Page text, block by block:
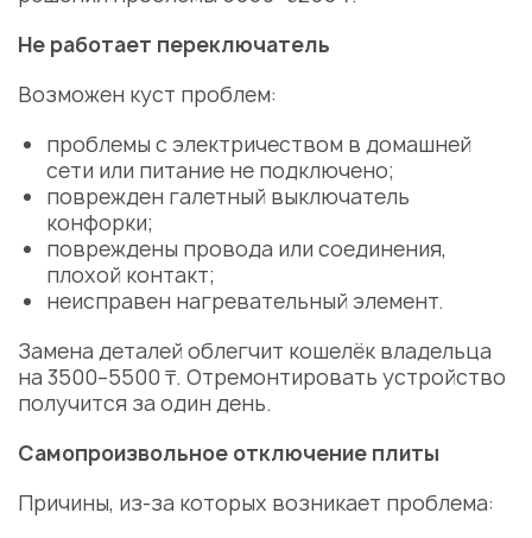
Не работает переключатель
Возможен куст проблем:
проблемы с электричеством в домашней
сети или питание не подключено;
поврежден галетный выключатель
конфорки;
повреждены провода или соединения,
плохой контакт;
неисправен нагревательный элемент.
Замена деталей облегчит кошелёк владельца
на 3500–5500 ₸. Отремонтировать устройство
получится за один день.
Самопроизвольное отключение плиты
Причины, из-за которых возникает проблема: